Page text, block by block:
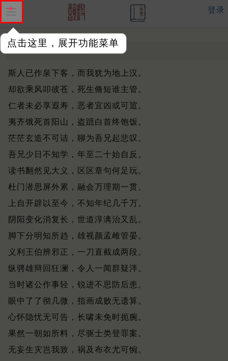
点击这里，展开功能菜单
登录
哭子源 明 · 赵昱
斯人已作泉下客，而我犹为地上汉。
却欲乘风叩彼苍，死生脩短谁主管。
仁者未必享遐寿，恶者宜凶或可逭。
夷齐饿死首阳山，盗蹠白首终饱饭。
茫茫玄造不可诘，聊为吾兄起悲叹。
吾兄少日不知学，年至二十始自反。
读书翻然见大义，区区章句何足玩。
杜门潜思屏外累，融会万理期一贯。
上自开辟以至今，不知年纪几千万。
阴阳变化消复长，世道淳漓治又乱。
脚下分明知所趋，雄视颜孟雌管晏。
义利王伯辨邪正，一刀直截成两段。
纵骋雄辩回狂澜，令人一闻群疑泮。
当时诸公作事轻，锐进不思防后患。
眼中了了彻几微，指画成败无遗算。
心怀隐忧无可告，长啸未免时扼腕。
果然一朝如所料，尽驱士类登罪案。
无妄生灾岂我致，祸及布衣尤可惋。